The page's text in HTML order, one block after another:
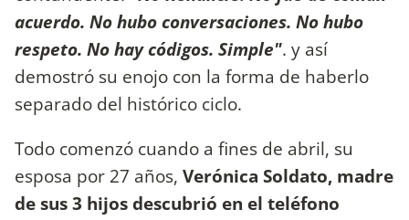
acuerdo. No hubo conversaciones. No hubo
respeto. No hay códigos. Simple". y así
demostró su enojo con la forma de haberlo
separado del histórico ciclo.
Todo comenzó cuando a fines de abril, su
esposa por 27 años, Verónica Soldato, madre
de sus 3 hijosdescubrió en el teléfono